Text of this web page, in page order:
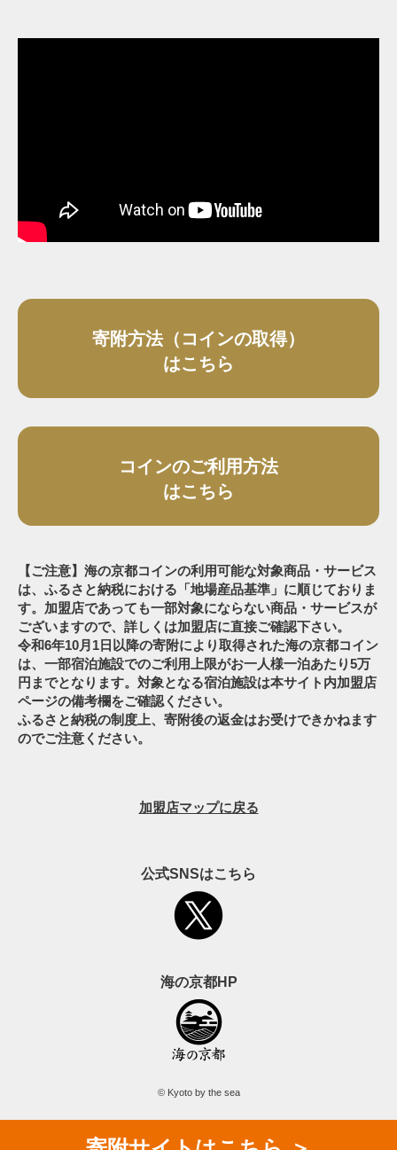
寄附方法（コインの取得）
はこちら
コインのご利用方法
はこちら
【ご注意】海の京都コインの利用可能な対象商品・サービス
は、ふるさと納税における「地場産品基準」に順じておりま
す。加盟店であっても一部対象にならない商品・サービスが
ございますので、詳しくは加盟店に直接ご確認下さい。
令和6年10月1日以降の寄附により取得された海の京都コイン
は、一部宿泊施設でのご利用上限がお一人様一泊あたり5万
円までとなります。対象となる宿泊施設は本サイト内加盟店
ページの備考欄をご確認ください。
ふるさと納税の制度上、寄附後の返金はお受けできかねます
のでご注意ください。
加盟店マップに戻る
公式SNSはこちら
海の京都HP
© Kyoto by the sea